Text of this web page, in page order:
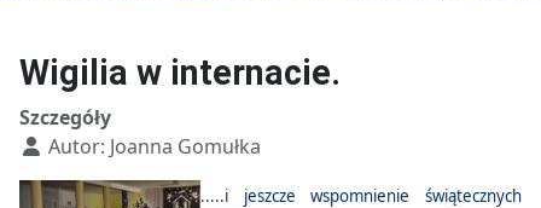
Wigilia w internacie.
Szczegóły
Autor: Joanna Gomułka
.....i jeszcze wspomnienie świątecznych